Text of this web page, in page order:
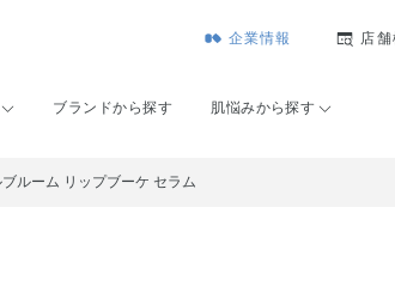
企業情報 店舗
ブランドから探す 肌悩みから探す
ルーム リップブーケ セラム